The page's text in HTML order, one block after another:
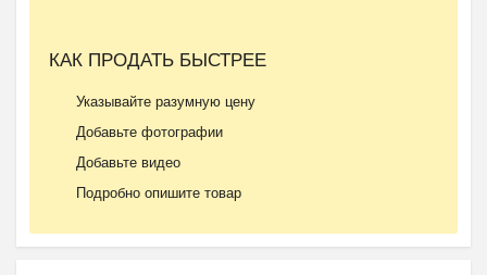
КАК ПРОДАТЬ БЫСТРЕЕ
Указывайте разумную цену
Добавьте фотографии
Добавьте видео
Подробно опишите товар